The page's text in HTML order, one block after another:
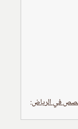
في الرياض: